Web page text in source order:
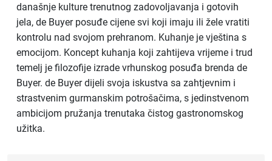
današnje kulture trenutnog zadovoljavanja i gotovih
jela, de Buyer posuđe cijene svi koji imaju ili žele vratiti
kontrolu nad svojom prehranom. Kuhanje je vještina s
emocijom. Koncept kuhanja koji zahtijeva vrijeme i trud
temelj je filozofije izrade vrhunskog posuđa brenda de
Buyer. de Buyer dijeli svoja iskustva sa zahtjevnim i
strastvenim gurmanskim potrošačima, s jedinstvenom
ambicijom pružanja trenutaka čistog gastronomskog
užitka.